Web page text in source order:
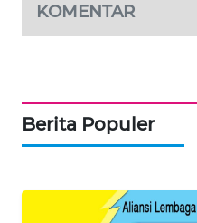
KOMENTAR
Berita Populer
FORJASIDA
SITUNGIR
NEWS